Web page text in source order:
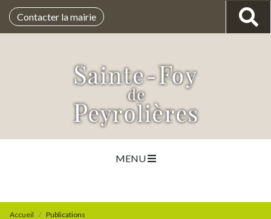
Contacter la mairie
MENU
Accueil
Publications